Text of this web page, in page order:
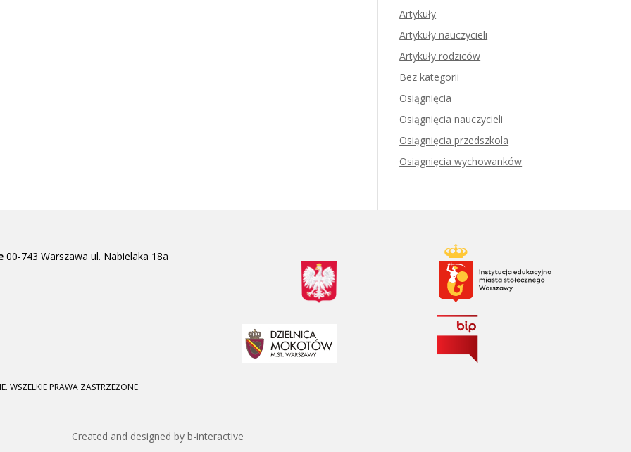
Artykuły
Artykuły nauczycieli
Artykuły rodziców
Bez kategorii
Osiągnięcia
Osiągnięcia nauczycieli
Osiągnięcia przedszkola
Osiągnięcia wychowanków
00-743 Warszawa ul. Nabielaka 18a
WSZELKIE PRAWA ZASTRZEŻONE.
Created and designed by b-interactive